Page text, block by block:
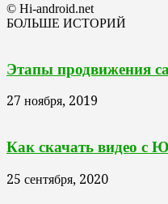
© Hi-android.net
БОЛЬШЕ ИСТОРИЙ
Этапы продвижения
27 ноября, 2019
Как скачать видео с
25 сентября, 2020